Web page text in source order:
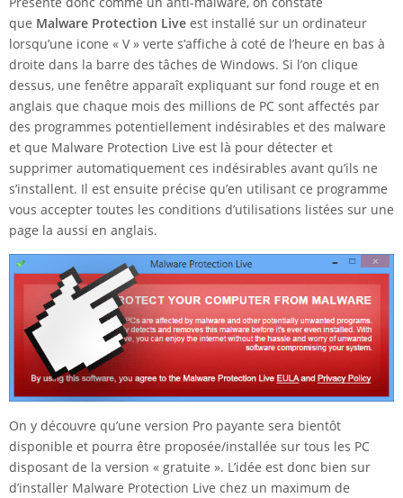
que Malware Protection Live est installé sur un ordinateur
lorsqu’une icone « V » verte s’affiche à coté de l’heure en bas à
droite dans la barre des tâches de Windows. Si l’on clique
dessus, une fenêtre apparaît expliquant sur fond rouge et en
anglais que chaque mois des millions de PC sont affectés par
des programmes potentiellement indésirables et des malware
et que Malware Protection Live est là pour détecter et
supprimer automatiquement ces indésirables avant qu’ils ne
s’installent. Il est ensuite précise qu’en utilisant ce programme
vous accepter toutes les conditions d’utilisations listées sur une
page la aussi en anglais.
On y découvre qu’une version Pro payante sera bientôt
disponible et pourra être proposée/installée sur tous les PC
disposant de la version « gratuite ». L’idée est donc bien sur
d’installer Malware Protection Live chez un maximum de